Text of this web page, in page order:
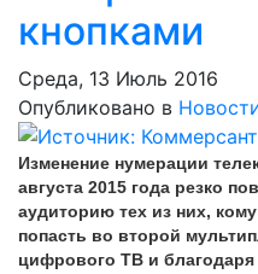
кнопками
Среда, 13 Июль 2016
Опубликовано в
Изменение нумерации
августа 2015 года резко
аудиторию тех из них,
попасть во второй
цифрового ТВ и благодаря